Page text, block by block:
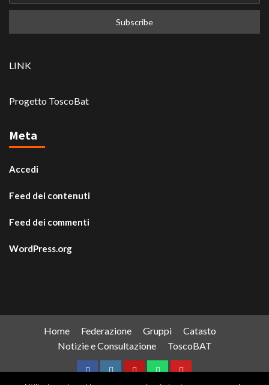
LINK
Progetto ToscoBat
Meta
Accedi
Feed dei contenuti
Feed dei commenti
WordPress.org
Home Federazione Gruppi
Catasto
Notizie e Consultazione
ToscoBAT